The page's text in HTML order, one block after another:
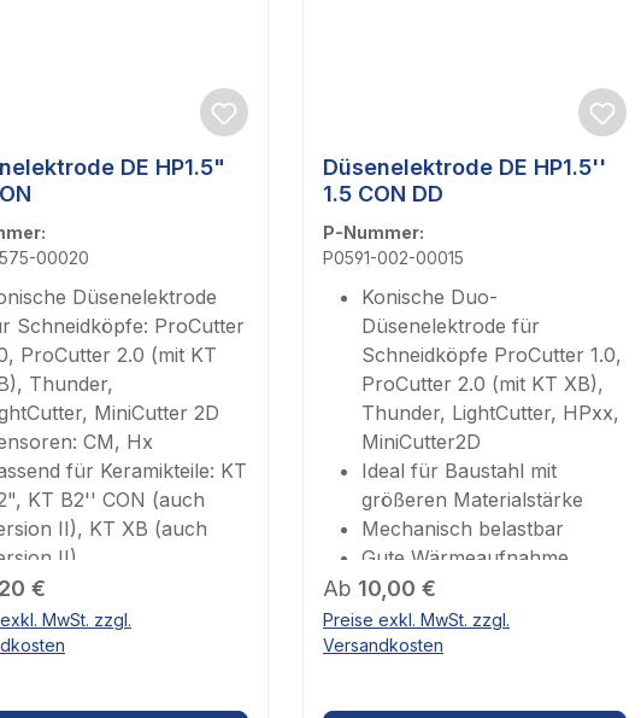
DE HP1.5"
00020
Düsenelektrode
Schneidköpfe: ProCutter
ProCutter 2.0 (mit KT
Thunder,
MiniCutter 2D
CM, Hx
für Keramikteile: KT
KT B2'' CON (auch
II), KT XB (auch
II)
2,0 mm
Preis:
€
MwSt. zzgl.
Düsenelektrode DE HP1.5''
1.5 CON DD
P-Nummer:
P0591-002-00015
Konische Duo-
Düsenelektrode für
Schneidköpfe ProCutter 1.0,
ProCutter 2.0 (mit KT XB),
Thunder, LightCutter, HPxx,
MiniCutter2D
Ideal für Baustahl mit
größeren Materialstärke
Mechanisch belastbar
Gute Wärmeaufnahme
Durchmesser 1,5 mm
Regulärer Preis:
Ab 10,00 €
Preise exkl. MwSt. zzgl.
Versandkosten